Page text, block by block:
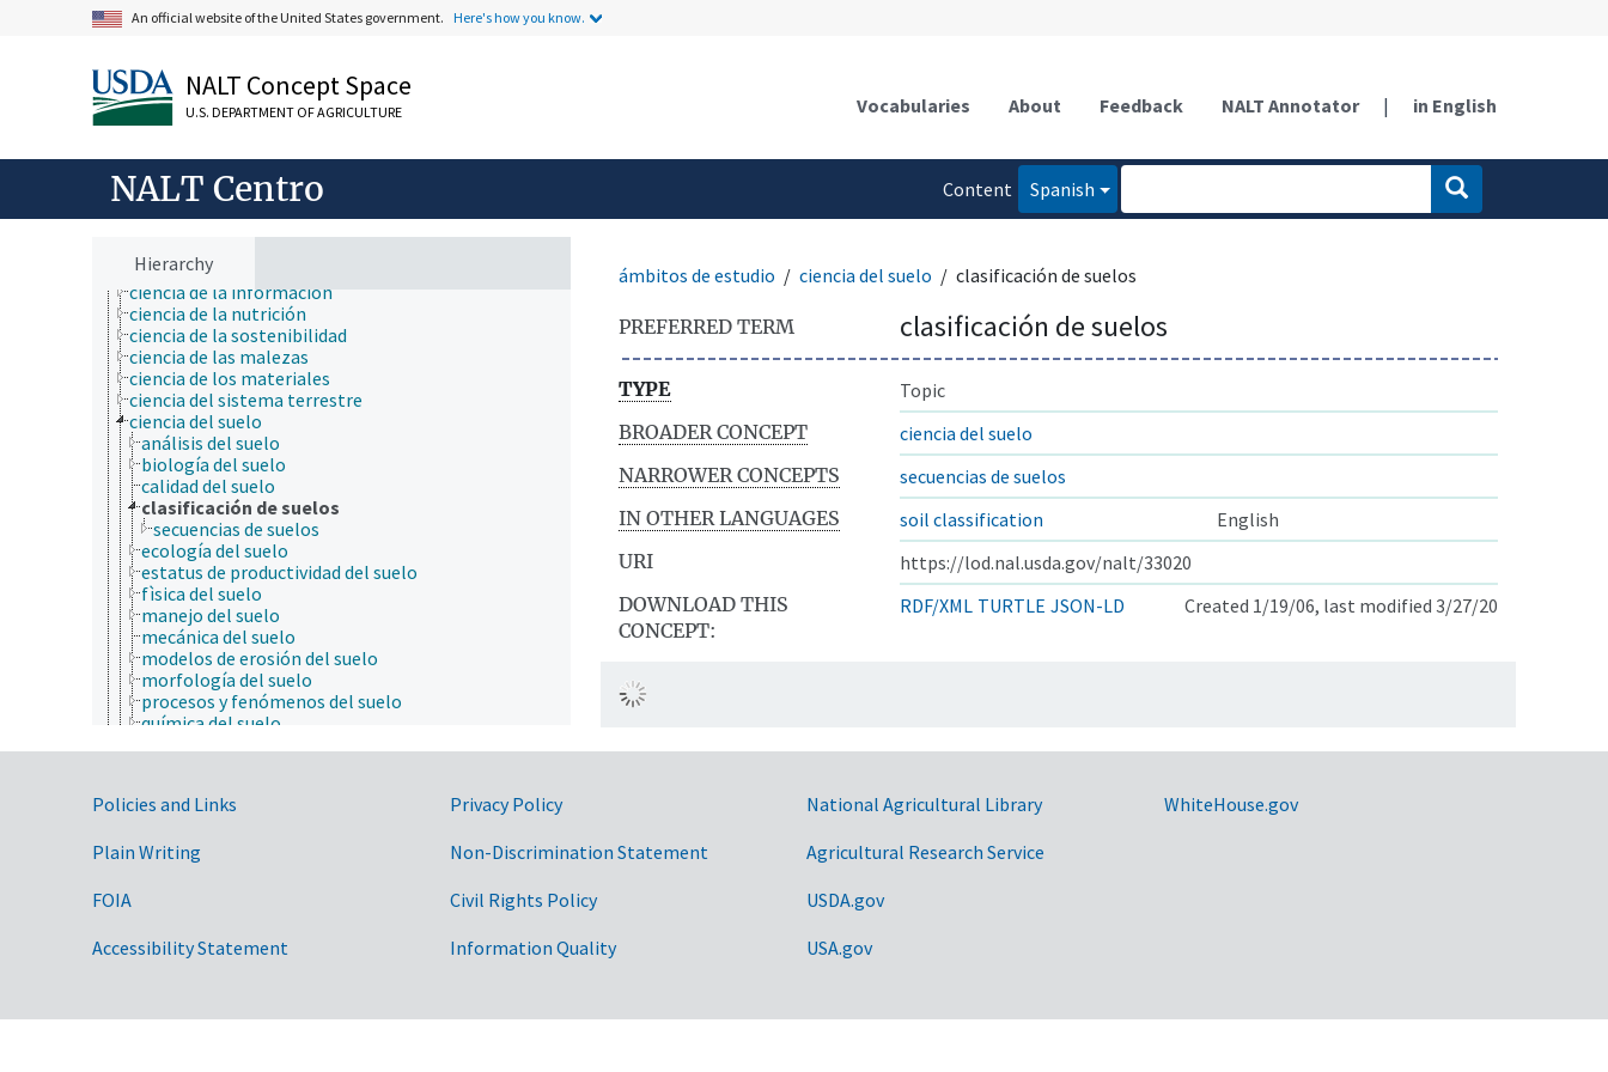
An official website of the United States government. Here's how you know.
NALT Concept Space
U.S. DEPARTMENT OF AGRICULTURE Vocabularies About Feedback NALT Annotator | in English
NALT Centro
Content
Spanish
Hierarchy
agronomía
bioinformática
biología celular
biología de los insectos
biología molecular
bioquímica
botánica
cartografía
ciencia animal
ciencia de la información
ciencia de la nutrición
ciencia de la sostenibilidad
ciencia de las malezas
ciencia de los materiales
ciencia del sistema terrestre
ciencia del suelo
análisis del suelo
biología del suelo
calidad del suelo
clasificación de suelos
secuencias de suelos
ecología del suelo
estatus de productividad del suelo
fìsica del suelo
manejo del suelo
mecánica del suelo
modelos de erosión del suelo
morfología del suelo
procesos y fenómenos del suelo
química del suelo
ciencia y tecnología geoespaciales
ciencias del mar
conducta
cultura y humanidades
economía
ámbitos de estudio ciencia del suelo clasificación de suelos
PREFERRED TERM clasificación de suelos
TYPE
Topic
BROADER CONCEPT
ciencia del suelo
NARROWER CONCEPTS
secuencias de suelos
IN OTHER LANGUAGES
soil classification
English
URI
https://lod.nal.usda.gov/nalt/33020
DOWNLOAD THIS
CONCEPT:
RDF/XML TURTLE JSON-LD Created 1/19/06, last modified 3/27/20
Government Links
Policies and Links
Plain Writing
FOIA
Accessibility Statement
Privacy Policy
Non-Discrimination Statement
Civil Rights Policy
Information Quality
National Agricultural Library
Agricultural Research Service
USDA.gov
USA.gov
WhiteHouse.gov